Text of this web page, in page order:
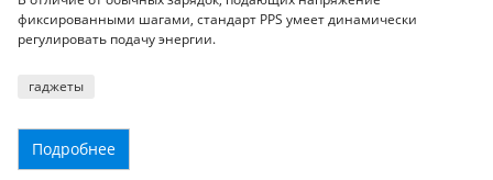
фиксированными шагами, стандарт PPS умеет динамически
регулировать подачу энергии.
гаджеты
Подробнее